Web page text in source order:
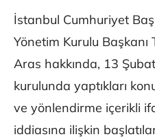
İstanbul Cumhuriyet
Yönetim Kurulu Başkanı
Aras hakkında, 13
kurulunda yaptıkları
ve yönlendirme içerikli
iddiasına ilişkin